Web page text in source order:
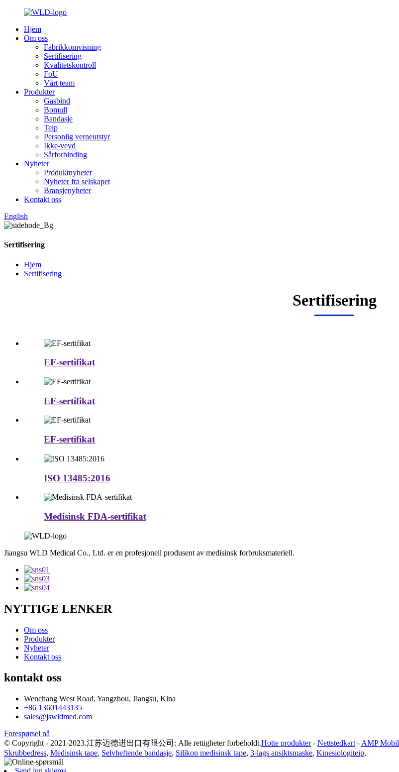
Hjem
Om oss
Fabrikkomvisning
Sertifisering
Kvalitetskontroll
FoU
Vårt team
Produkter
Gasbind
Bomull
Bandasje
Teip
Personlig verneutstyr
Ikke-vevd
Sårforbinding
Nyheter
Produktnyheter
Nyheter fra selskapet
Bransjenyheter
Kontakt oss
English
Sertifisering
Hjem
Sertifisering
Sertifisering
EF-sertifikat
EF-sertifikat
EF-sertifikat
ISO 13485:2016
Medisinsk FDA-sertifikat
Jiangsu WLD Medical Co., Ltd. er en profesjonell produsent av medisinsk forbruksmateriell.
NYTTIGE LENKER
Om oss
Produkter
Nyheter
Kontakt oss
kontakt oss
Wenchang West Road, Yangzhou, Jiangsu, Kina
+86 13601443135
sales@jswldmed.com
Forespørsel nå
© Copyright - 2021-2023.江苏迈德进出口有限公司: Alle rettigheter forbeholdt.Hotte produkter- Nettstedkart - AMP Mobil
Skrubbedress, Medisinsk tape, Selvheftende bandasje, Silikon medisinsk tape, 3-lags ansiktsmaske, Kinesiologiteip,